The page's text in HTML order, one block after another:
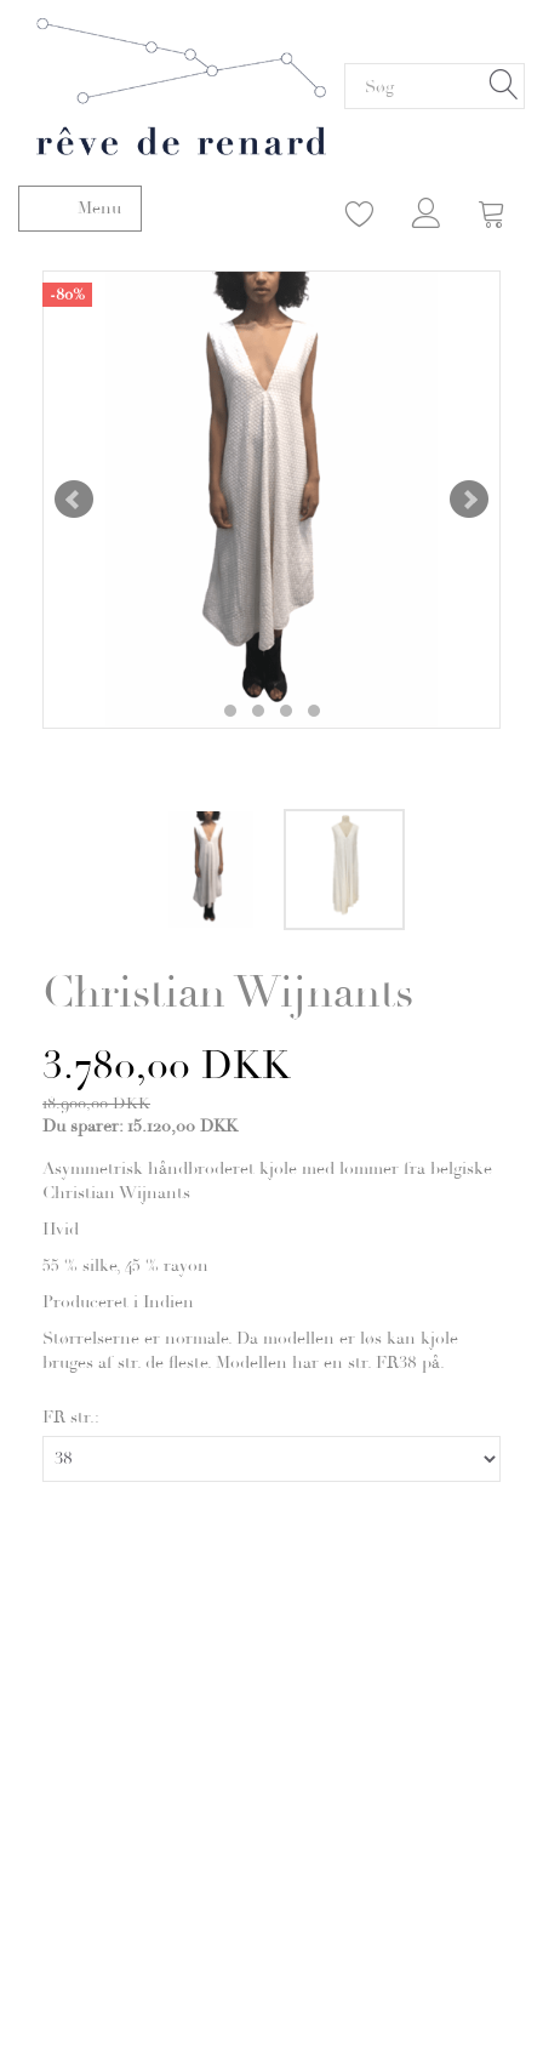
Skifte navigation
Menu
-80%
Christian Wijnants
3.780,00 DKK
18.900,00 DKK
Du sparer: 15.120,00 DKK
Asymmetrisk håndbroderet kjole med lommer fra belgiske
Christian Wijnants
Hvid
55 % silke, 45 % rayon
Produceret i Indien
Størrelserne er normale. Da modellen er løs kan kjole
bruges af str. de fleste. Modellen har en str. FR38 på.
FR str.: